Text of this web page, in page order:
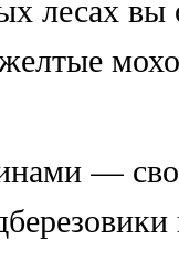
лесах вы
—